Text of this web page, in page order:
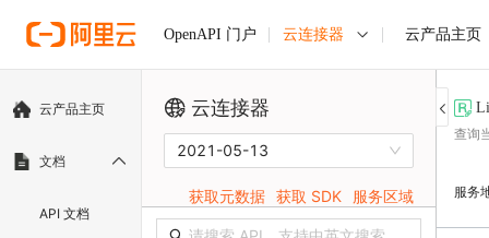
OpenAPI 门户 云连接器 云产品主页
云产品主页
文档
API 文档
云连接器
2021-05-13
获取元数据 获取 SDK 服务区域
查询
服务